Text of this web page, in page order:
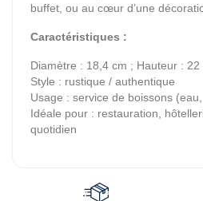
buffet, ou au cœur d’une
Caractéristiques :
Diamètre : 18,4 cm ; Hauteur : 22
Style : rustique / authentique
Usage : service de boissons
Idéale pour : restauration,
quotidien